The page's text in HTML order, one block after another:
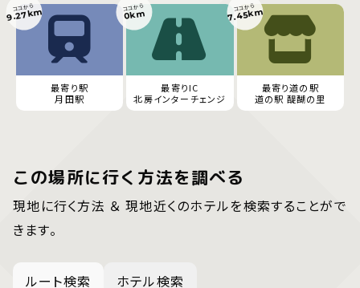
最寄り駅
月田駅
ココから
9.27km
最寄りIC
北房インターチェンジ
ココから
0km
最寄り道の駅
道の駅 醍醐の里
ココから
7.45km
この場所に行く方法を調べる
現地に行く方法 ＆ 現地近くのホテルを検索することがで
きます。
ルート検索 ホテル検索